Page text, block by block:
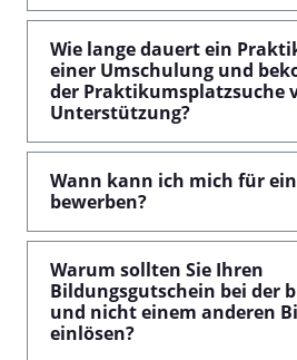
Wie lange dauert ein
einer Umschulung und
der Praktikumsplatzsuche
Unterstützung?
Wann kann ich mich für
bewerben?
Warum sollten Sie Ihren
Bildungsgutschein bei der
und nicht einem anderen
einlösen?